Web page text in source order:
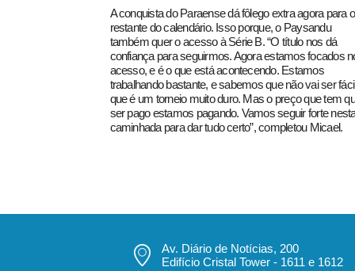
A conquista do Paraense dá fôlego extra agora para o
restante do calendário. Isso porque, o Paysandu
também quer o acesso à Série B. “O título nos dá
confiança para seguirmos. Agora estamos focados
acesso, e é o que está acontecendo. Estamos
trabalhando bastante, e sabemos que não vai ser
que é um torneio muito duro. Mas o preço que tem
ser pago estamos pagando. Vamos seguir forte
caminhada para dar tudo certo”, completou Micael.
Av. Diário de Notícias, 200
Edifício Cristal Tower - 1611 e 1612